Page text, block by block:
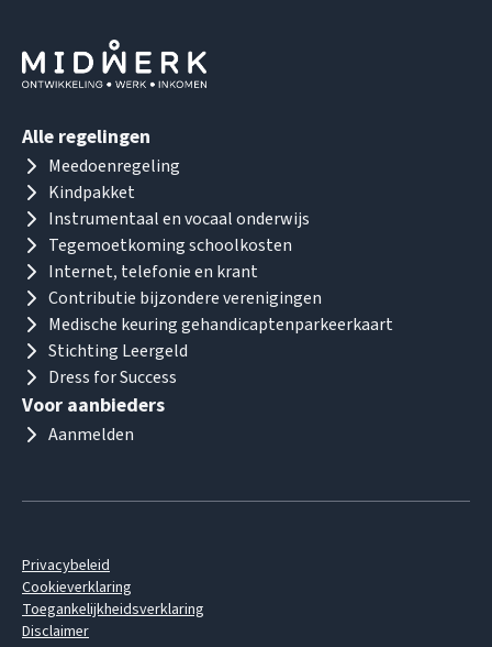
Alle regelingen
Meedoenregeling
Kindpakket
Instrumentaal en vocaal onderwijs
Tegemoetkoming schoolkosten
Internet, telefonie en krant
Contributie bijzondere verenigingen
Medische keuring gehandicaptenparkeerkaart
Stichting Leergeld
Dress for Success
Voor aanbieders
Aanmelden
Privacybeleid
Cookieverklaring
Toegankelijkheidsverklaring
Disclaimer